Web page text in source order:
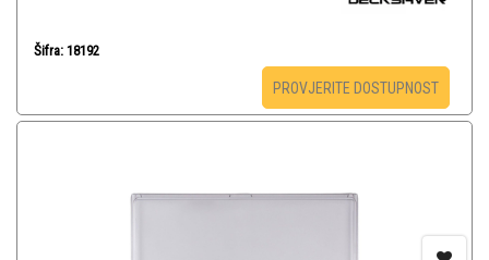
Šifra: 18192
PROVJERITE DOSTUPNOST